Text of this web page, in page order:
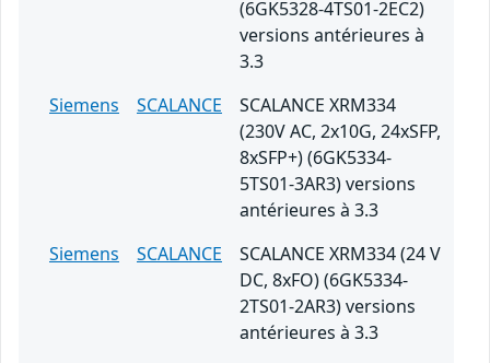
(6GK5328-4TS01-2EC2)
versions antérieures à
3.3
Siemens
SCALANCE
SCALANCE XRM334
(230V AC, 2x10G, 24xSFP,
8xSFP+) (6GK5334-
5TS01-3AR3) versions
antérieures à 3.3
Siemens
SCALANCE
SCALANCE XRM334 (24 V
DC, 8xFO) (6GK5334-
2TS01-2AR3) versions
antérieures à 3.3